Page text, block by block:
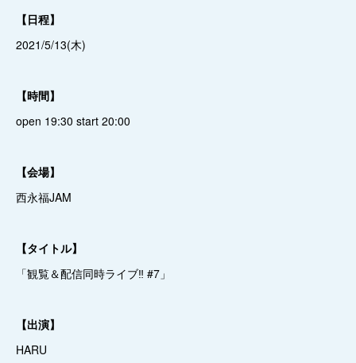
【日程】
2021/5/13(木)
【時間】
open 19:30 start 20:00
【会場】
西永福JAM
【タイトル】
「観覧＆配信同時ライブ‼️ #7」
【出演】
HARU